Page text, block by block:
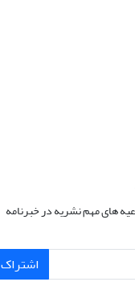
های مهم نشریه در خبرنامه
اشتراک